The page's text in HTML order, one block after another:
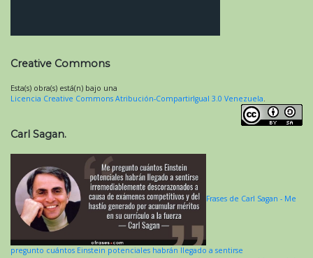
Creative Commons
Esta(s) obra(s) está(n) bajo una
Licencia Creative Commons Atribución-CompartirIgual 3.0 Venezuela
Carl Sagan.
Frases de Carl Sagan - Me
pregunto cuántos Einstein potenciales habrán llegado a sentirse